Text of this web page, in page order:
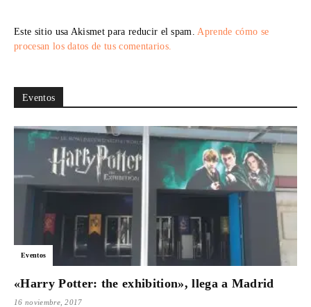
Este sitio usa Akismet para reducir el spam. Aprende cómo se
procesan los datos de tus comentarios.
Eventos
Eventos
«Harry Potter: the exhibition», llega a Madrid
16 noviembre, 2017